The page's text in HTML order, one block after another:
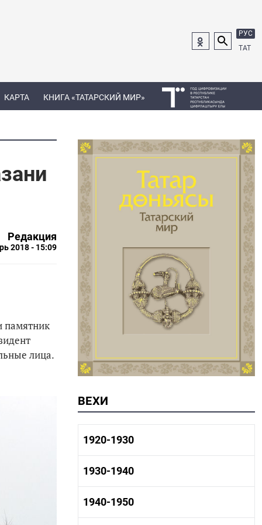
РУС
ТАТ
КАРТА КНИГА «ТАТАРСКИЙ МИР»
Редакция
2018 - 15:09
памятник
лица.
ВЕХИ
1920-1930
1920-1930 история
1920-1930 культура
1930-1940
1930-1940 история
1930-1940 культура
1940-1950